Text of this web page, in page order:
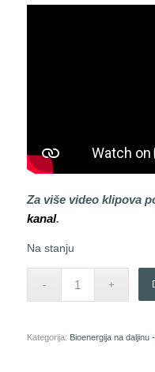
Za više video klipova
kanal.
Na stanju
Kategorija: Bioenergija na daljinu